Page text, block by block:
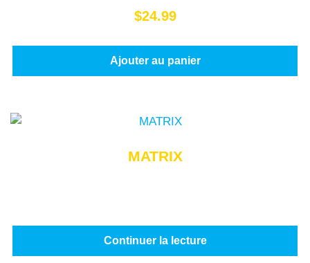
$24.99
Ajouter au panier
MATRIX
Continuer la lecture